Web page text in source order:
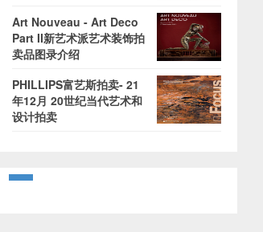
Art Nouveau - Art Deco
Part II新艺术派艺术装饰拍
卖品图录介绍
PHILLIPS富艺斯拍卖- 21
年12月 20世纪当代艺术和
设计拍卖